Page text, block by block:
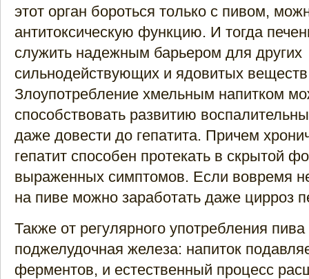
этот орган бороться только с пивом,
антитоксическую функцию. И тогда
служить надежным барьером для других
сильнодействующих и ядовитых
Злоупотребление хмельным напитком
способствовать развитию
даже довести до гепатита. Причем
гепатит способен протекать в скрытой
выраженных симптомов. Если вовремя
на пиве можно заработать даже цирроз
Также от регулярного употребления пива
поджелудочная железа: напиток
ферментов, и естественный процесс